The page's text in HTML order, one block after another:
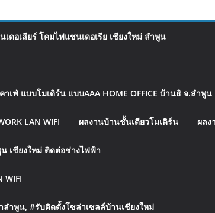
ดอเลียร์ โคมไฟแชนเดอเรีย เชียงใหม่ ลำพูน
ฟ่ แบบโมเดิร์น แบบAAA HOME OFFICE บ้านธิ จ.ลำพูน
LAN WIFI ผลงานบ้านชั้นเดียวโมเดิร์น ผลง
เชียงใหม่ ติดต่อช่างไฟฟ้า
ำพูน, #รับติดตั้งโซล่าเซลล์บ้านเชียงใหม่